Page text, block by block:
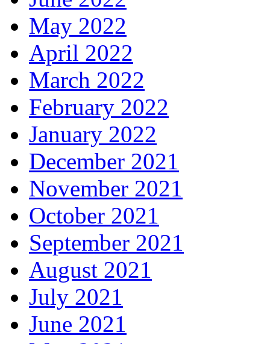
May 2022
April 2022
March 2022
February 2022
January 2022
December 2021
November 2021
October 2021
September 2021
August 2021
July 2021
June 2021